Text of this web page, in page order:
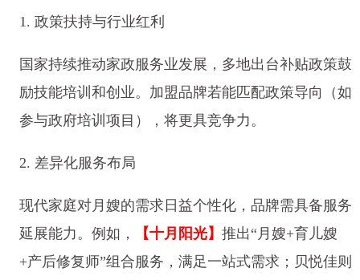
1. 政策扶持与行业红利
国家持续推动家政服务业发展，多地出台补贴政策鼓
励技能培训和创业。加盟品牌若能匹配政策导向（如
参与政府培训项目），将更具竞争力。
2. 差异化服务布局
现代家庭对月嫂的需求日益个性化，品牌需具备服务
延展能力。例如，
【十月阳光】 推出“月嫂+育儿嫂
+产后修复师”组合服务，满足一站式需求；贝悦佳则